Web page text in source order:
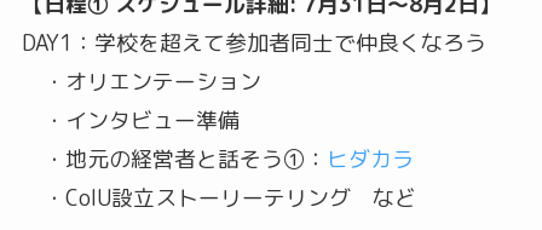
DAY1：学校を超えて参加者同士で仲良くなろう
・オリエンテーション
・インタビュー準備
・地元の経営者と話そう①： ヒダカラ
・CoIU設立ストーリーテリング など